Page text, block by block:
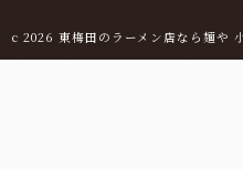
c 2026 東梅田のラーメン店なら麺